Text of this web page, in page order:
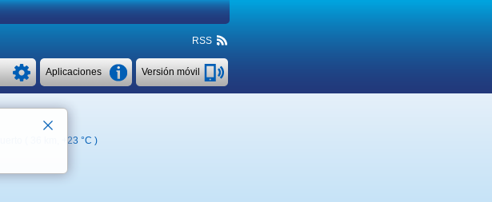
RSS
Versión móvil
Aplicaciones
+23 °C )